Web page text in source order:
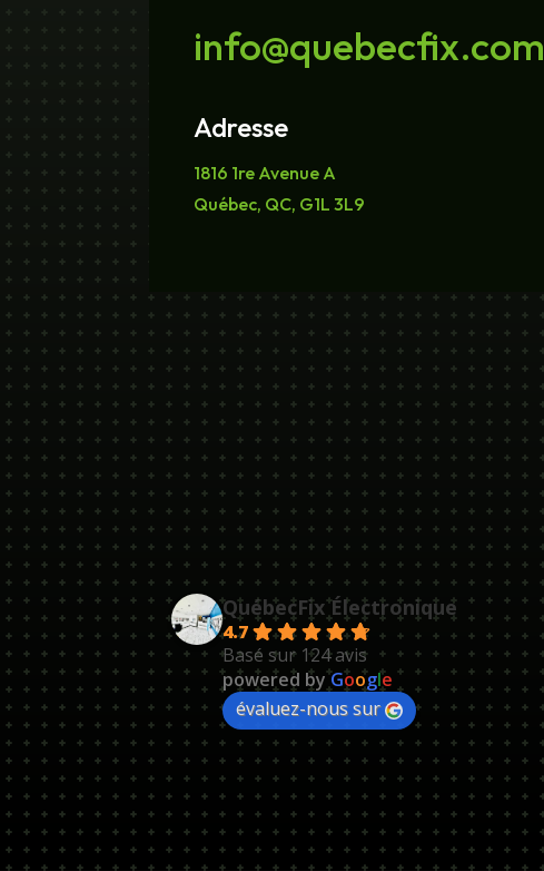
info@quebecfix.com
Adresse
1816 1re Avenue A
Québec, QC, G1L 3L9
QuébecFix Électronique
4.7
Basé sur 124 avis
powered byGoogle
évaluez-nous sur